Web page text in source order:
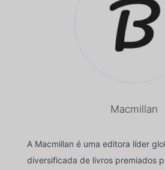
Macmillan
A Macmillan é uma editora líder
diversificada de livros premiados